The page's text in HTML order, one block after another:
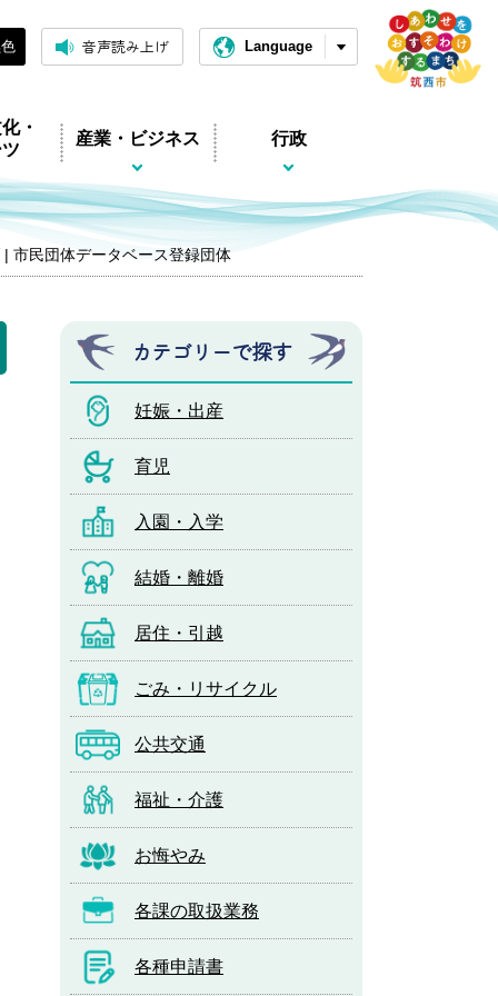
音声読み上げ Language
・
産業・ビジネス 行政
市民団体データベース登録団体
カテゴリーで探す
妊娠・出産
育児
入園・入学
結婚・離婚
居住・引越
ごみ・リサイクル
公共交通
福祉・介護
お悔やみ
各課の取扱業務
各種申請書